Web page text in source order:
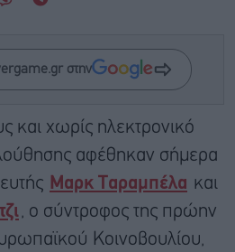
στην
και χωρίς ηλεκτρονικό
αφέθηκαν σήμερα
Μαρκ Ταραμπέλα και
, ο σύντροφος της πρώην
Κοινοβουλίου,